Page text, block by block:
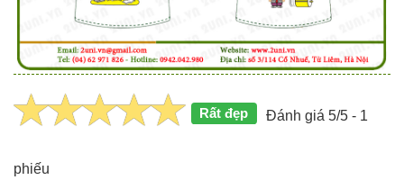
Rất đẹp Đánh giá 5/5 - 1
phiếu